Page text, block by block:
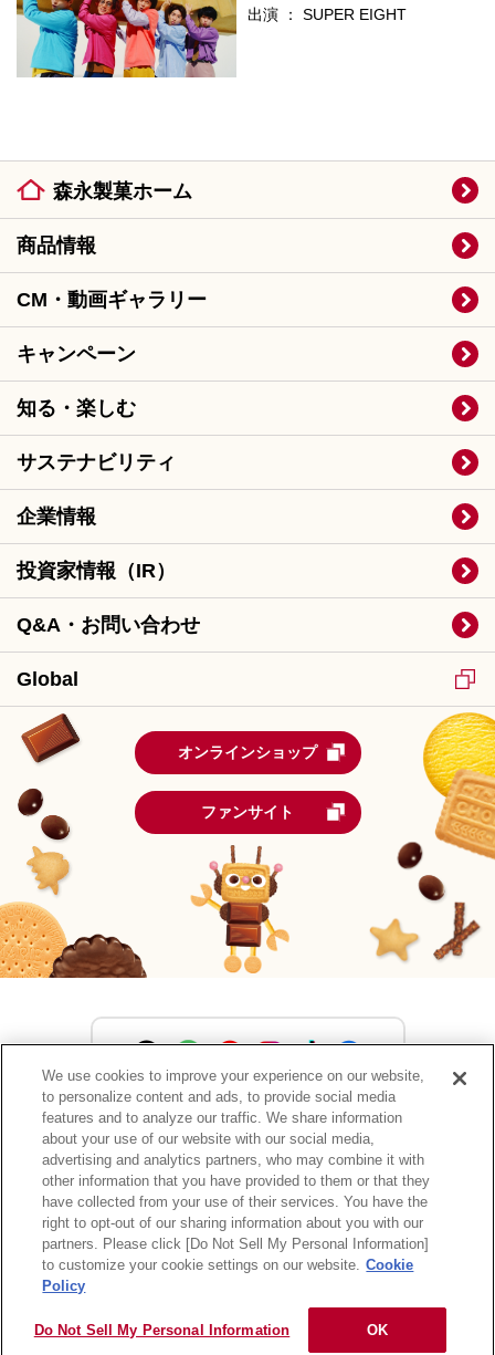
出演 ： SUPER EIGHT
森永製菓ホーム
商品情報
CM・動画ギャラリー
キャンペーン
知る・楽しむ
サステナビリティ
企業情報
投資家情報（IR）
Q&A・お問い合わせ
Global
オンラインショップ
ファンサイト
森永製菓公式アカウント一覧
サイトマップ RSSの配信について
プライバシーポリシー
ウェブアクセシビリティ
ご利用規約 リンク
Copyright © MORINAGA & CO., LTD. All rights reserved.
We use cookies to improve your experience on our website,
to personalize content and ads, to provide social media
features and to analyze our traffic. We share information
about your use of our website with our social media,
advertising and analytics partners, who may combine it with
other information that you have provided to them or that they
have collected from your use of their services. You have the
right to opt-out of our sharing information about you with our
partners. Please click [Do Not Sell My Personal Information]
to customize your cookie settings on our website. Cookie
Policy
Do Not Sell My Personal Information OK